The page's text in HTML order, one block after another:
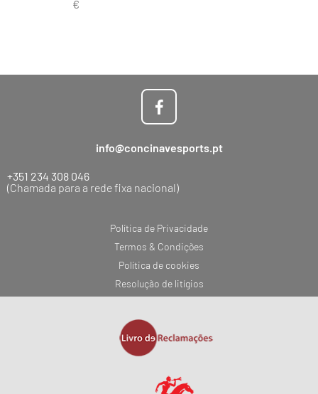
Política de Privacidade
Termos & Condições
Política de cookies
Resolução de litígios
info@concinavesports.pt
+351 234 308 046
(Chamada para a rede fixa nacional)